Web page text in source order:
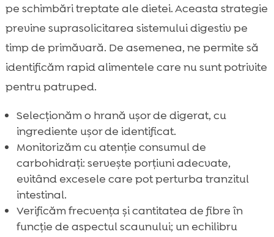
pe schimbări treptate ale dietei. Aceasta strategie
previne suprasolicitarea sistemului digestiv pe
timp de primăvară. De asemenea, ne permite să
identificăm rapid alimentele care nu sunt potrivite
pentru patruped.
Selecționăm o hrană ușor de digerat, cu
ingrediente ușor de identificat.
Monitorizăm cu atenție consumul de
carbohidrați: servește porțiuni adecvate,
evitând excesele care pot perturba tranzitul
intestinal.
Verificăm frecvența și cantitatea de fibre în
funcție de aspectul scaunului; un echilibru